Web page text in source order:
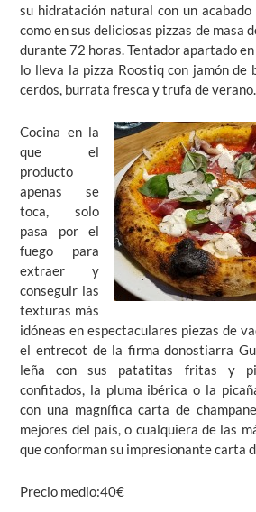
su hidratación natural con un
como en sus deliciosas pizzas de masa
durante 72 horas. Tentador apartado
lo lleva la pizza Roostiq con jamón de
cerdos, burrata fresca y trufa de verano.
Cocina en la
que el
producto
apenas se
toca, solo
pasa por el
fuego para
extraer y
conseguir las
texturas más
idóneas en espectaculares piezas de
el entrecot de la firma donostiarra
leña con sus patatitas fritas y
confitados, la pluma ibérica o la
con una magnífica carta de
mejores del país, o cualquiera de las
que conforman su impresionante carta
Precio medio:40€